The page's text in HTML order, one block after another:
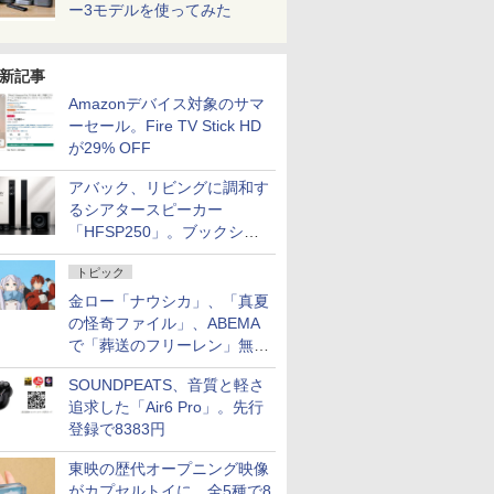
ー3モデルを使ってみた
記事
Amazonデバイス対象のサマ
ーセール。Fire TV Stick HD
が29% OFF
アバック、リビングに調和す
るシアタースピーカー
「HFSP250」。ブックシェ
ルフはペア3万円以下
トピック
金ロー「ナウシカ」、「真夏
の怪奇ファイル」、ABEMA
で「葬送のフリーレン」無料
配信など。夏の特番・配信情
報
SOUNDPEATS、音質と軽さ
追求した「Air6 Pro」。先行
登録で8383円
東映の歴代オープニング映像